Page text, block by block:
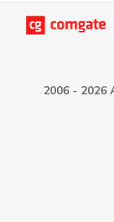
2006 -